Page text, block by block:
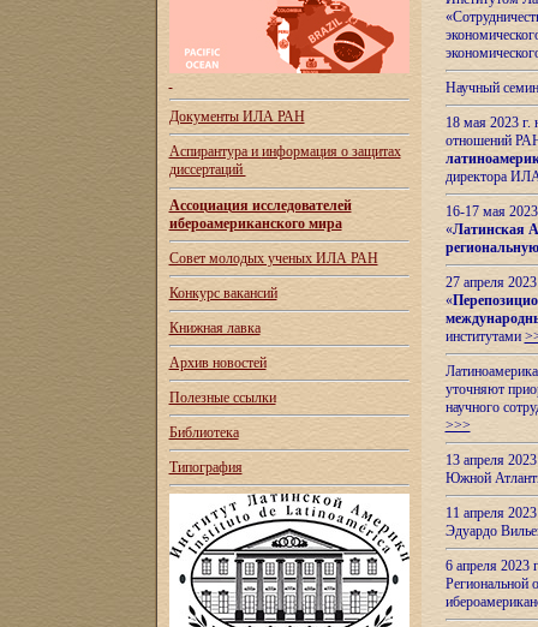
Документы ИЛА РАН
Аспирантура и информация о защитах
диссертаций
Ассоциация исследователей
ибероамериканского мира
Совет молодых ученых ИЛА РАН
Конкурс вакансий
Книжная лавка
Архив новостей
Полезные ссылки
Библиотека
Типография
Научный
18 мая 2023
отношений
директора
16-17 мая
«Латинская
27 апреля
«
институтами
уточняют
научного
>>>
13 апреля
Южной
11 апреля
Эдуардо
6 апреля
Региональной